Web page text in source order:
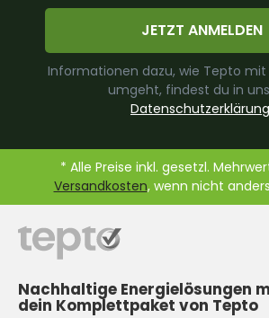
JETZT ANMELDEN
Informationen dazu, wie Tepto
umgeht, findest du in
Datenschutzerklärung
* Alle Preise inkl. gesetzl.
Versandkosten, wenn nicht
Nachhaltige Energielösungen
dein Komplettpaket von Tepto